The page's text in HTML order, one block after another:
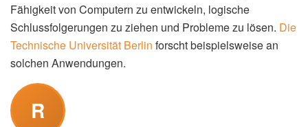
Fähigkeit von Computern zu entwickeln, logische
Schlussfolgerungen zu ziehen und Probleme zu lösen. Die
Technische Universität Berlin forscht beispielsweise an
solchen Anwendungen.
R